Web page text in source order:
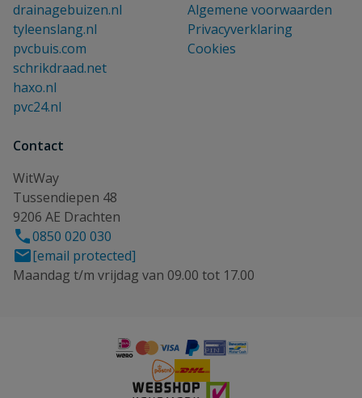
drainagebuizen.nl
tyleenslang.nl
pvcbuis.com
schrikdraad.net
haxo.nl
pvc24.nl
Algemene voorwaarden
Privacyverklaring
Cookies
Contact
WitWay
Tussendiepen 48
9206 AE Drachten
0850 020 030
[email protected]
Maandag t/m vrijdag van 09.00 tot 17.00